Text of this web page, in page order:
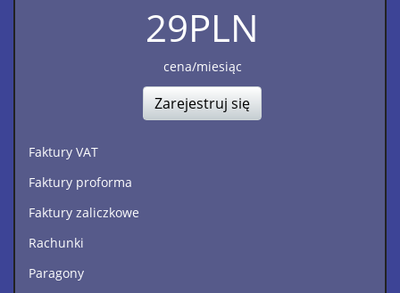
29PLN
cena/miesiąc
Zarejestruj się
Faktury VAT
Faktury proforma
Faktury zaliczkowe
Rachunki
Paragony